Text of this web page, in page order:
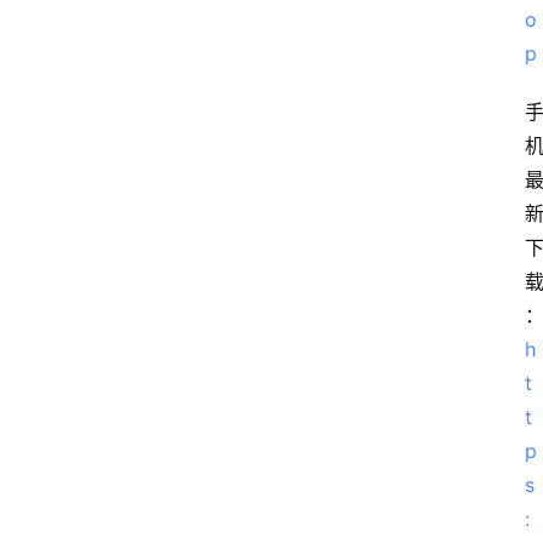
o
p
手
机
最
新
下
载
：
h
t
t
p
s
: